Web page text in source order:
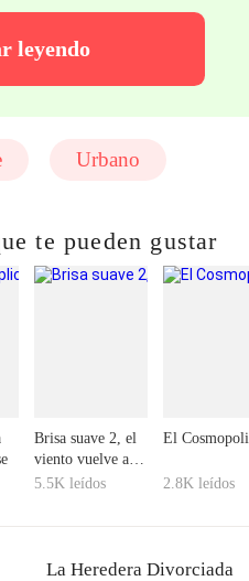
leyendo
Urbano
te pueden gustar
Brisa suave 2, el
viento vuelve a
soplar.
5.5K leídos
El
2.8K leídos
La Heredera Divorciada